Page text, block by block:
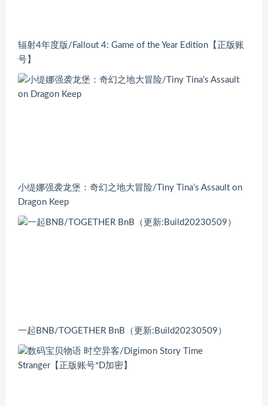
辐射4年度版/Fallout 4: Game of the Year Edition【正版账
号】
小缇娜强袭龙堡：奇幻之地大冒险/Tiny Tina’s Assault on
Dragon Keep
一起BNB/TOGETHER BnB（更新:Build20230509）